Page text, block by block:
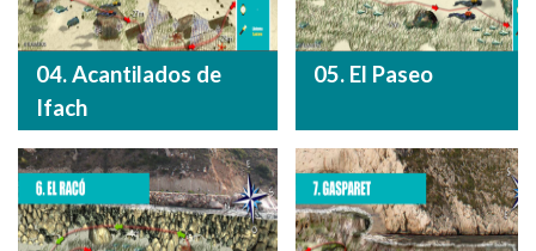
04. Acantilados de
Ifach
05. El Paseo